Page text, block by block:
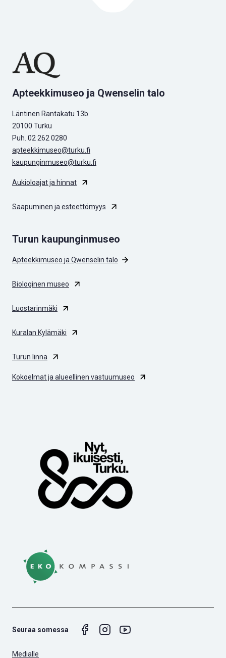
Apteekkimuseo ja Qwenselin talo
Läntinen Rantakatu 13b
20100 Turku
Puh. 02 262 0280
apteekkimuseo@turku.fi
kaupunginmuseo@turku.fi
Aukioloajat ja hinnat
Saapuminen ja esteettömyys
Turun kaupunginmuseo
Apteekkimuseo ja Qwenselin talo
Biologinen museo
Luostarinmäki
Kuralan Kylämäki
Turun linna
Kokoelmat ja alueellinen vastuumuseo
Seuraa somessa
Medialle